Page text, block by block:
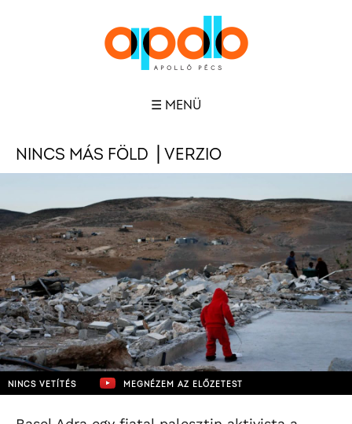
☰ MENÜ
NINCS MÁS FÖLD ⎪VERZIO
NINCS VETÍTÉS MEGNÉZEM AZ ELŐZETEST